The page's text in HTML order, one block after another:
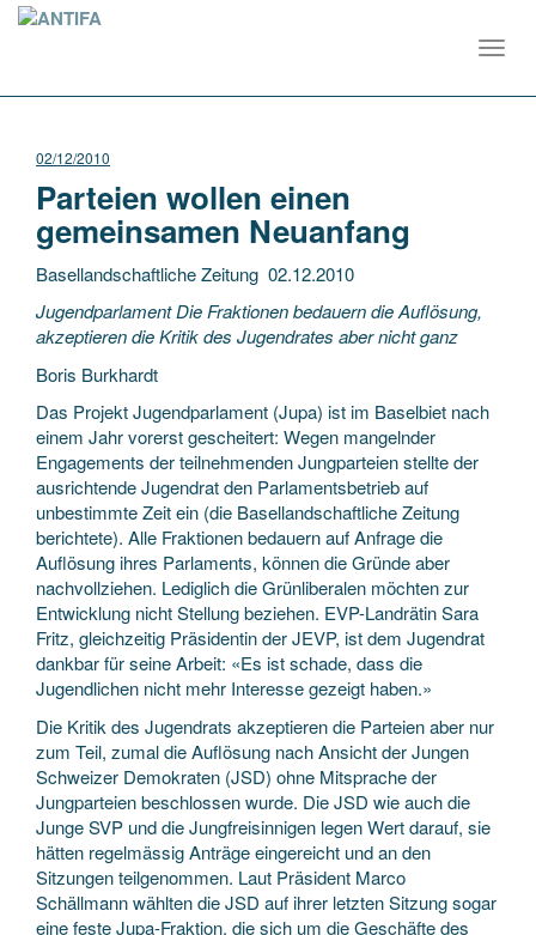
02/12/2010
Parteien wollen einen
gemeinsamen Neuanfang
Basellandschaftliche Zeitung 02.12.2010
Jugendparlament Die Fraktionen bedauern die Auflösung,
akzeptieren die Kritik des Jugendrates aber nicht ganz
Boris Burkhardt
Das Projekt Jugendparlament (Jupa) ist im Baselbiet nach
einem Jahr vorerst gescheitert: Wegen mangelnder
Engagements der teilnehmenden Jungparteien stellte der
ausrichtende Jugendrat den Parlamentsbetrieb auf
unbestimmte Zeit ein (die Basellandschaftliche Zeitung
berichtete). Alle Fraktionen bedauern auf Anfrage die
Auflösung ihres Parlaments, können die Gründe aber
nachvollziehen. Lediglich die Grünliberalen möchten zur
Entwicklung nicht Stellung beziehen. EVP-Landrätin Sara
Fritz, gleichzeitig Präsidentin der JEVP, ist dem Jugendrat
dankbar für seine Arbeit: «Es ist schade, dass die
Jugendlichen nicht mehr Interesse gezeigt haben.»
Die Kritik des Jugendrats akzeptieren die Parteien aber nur
zum Teil, zumal die Auflösung nach Ansicht der Jungen
Schweizer Demokraten (JSD) ohne Mitsprache der
Jungparteien beschlossen wurde. Die JSD wie auch die
Junge SVP und die Jungfreisinnigen legen Wert darauf, sie
hätten regelmässig Anträge eingereicht und an den
Sitzungen teilgenommen. Laut Präsident Marco
Schällmann wählten die JSD auf ihrer letzten Sitzung sogar
eine feste Jupa-Fraktion, die sich um die Geschäfte des